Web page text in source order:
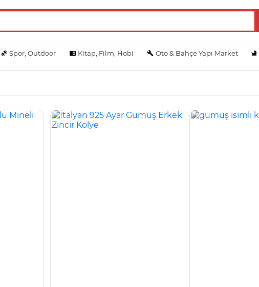
Spor, Outdoor Kitap, Film, Hobi Oto & Bahçe Yapı Market